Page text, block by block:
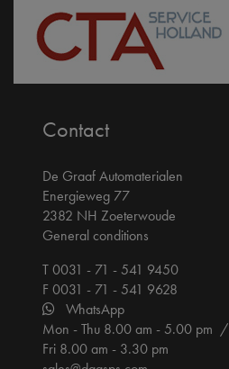
Contact
De Graaf Automaterialen
Energieweg 77
2382 NH Zoeterwoude
General conditions
T 0031 - 71 - 541 9450
F 0031 - 71 - 541 9628
WhatsApp
Mon - Thu 8.00 am - 5.00 pm /
Fri 8.00 am - 3.30 pm